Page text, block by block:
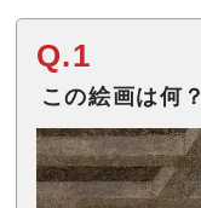
Q.1
この絵画は何？